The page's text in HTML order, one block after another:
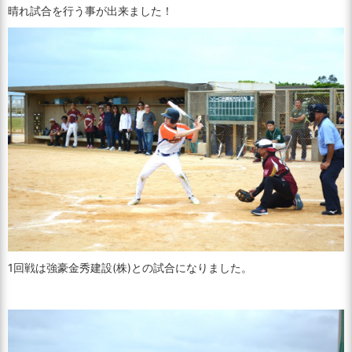
晴れ試合を行う事が出来ました！
1回戦は強豪金秀建設(株)との試合になりました。